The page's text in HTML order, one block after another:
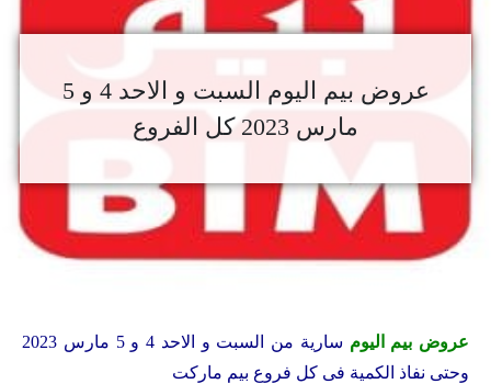
عروض بيم اليوم السبت و الاحد 4 و 5
مارس 2023 كل الفروع
عروض بيم اليوم
سارية من السبت و الاحد 4 و 5 مارس 2023
وحتى نفاذ الكمية فى كل فروع بيم ماركت